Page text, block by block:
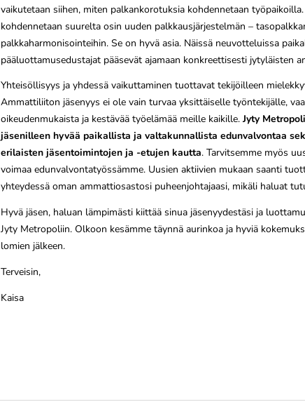
vaikutetaan siihen, miten palkankorotuksia kohdennetaan
kohdennetaan suurelta osin uuden palkkausjärjestelmän –
palkkaharmonisointeihin. Se on hyvä asia. Näissä neuvotteluissa
pääluottamusedustajat pääsevät ajamaan konkreettisesti jytyläisten
Yhteisöllisyys ja yhdessä vaikuttaminen tuottavat tekijöilleen
Ammattiliiton jäsenyys ei ole vain turvaa yksittäiselle työntekijälle,
oikeudenmukaista ja kestävää työelämää meille kaikille.Jyty
jäsenilleen hyvää paikallista ja valtakunnallista edunvalvontaa
erilaisten jäsentoimintojen ja -etujen kautta. Tarvitsemme myös
voimaa edunvalvontatyössämme. Uusien aktiivien mukaan saanti
yhteydessä oman ammattiosastosi puheenjohtajaasi, mikäli haluat
Hyvä jäsen, haluan lämpimästi kiittää sinua jäsenyydestäsi ja
Jyty Metropoliin. Olkoon kesämme täynnä aurinkoa ja hyviä
lomien jälkeen.
Terveisin,
Kaisa